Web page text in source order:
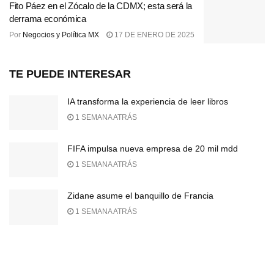
Fito Páez en el Zócalo de la CDMX; esta será la
derrama económica
Por Negocios y Política MX 17 DE ENERO DE 2025
TE PUEDE INTERESAR
IA transforma la experiencia de leer libros
1 SEMANA ATRÁS
FIFA impulsa nueva empresa de 20 mil mdd
1 SEMANA ATRÁS
Zidane asume el banquillo de Francia
1 SEMANA ATRÁS